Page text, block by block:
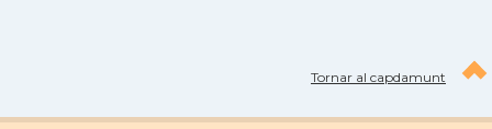
Tornar al capdamunt